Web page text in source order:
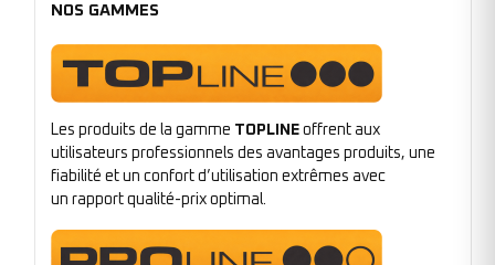
NOS GAMMES
Les produits de la gamme TOPLINE offrent aux
utilisateurs professionnels des avantages produits, une
fiabilité et un confort d’utilisation extrêmes avec
un rapport qualité-prix optimal.